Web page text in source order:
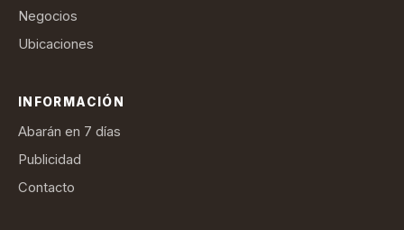
Negocios
Ubicaciones
INFORMACIÓN
Abarán en 7 días
Publicidad
Contacto